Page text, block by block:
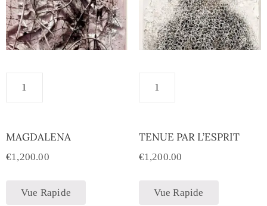
MAGDALENA
€1,200.00
Vue Rapide
TENUE PAR L’ESPRIT
€1,200.00
Vue Rapide